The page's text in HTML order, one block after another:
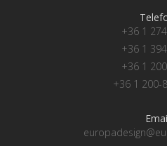
+36 1
+36 1
+36 1
+36 1 200-